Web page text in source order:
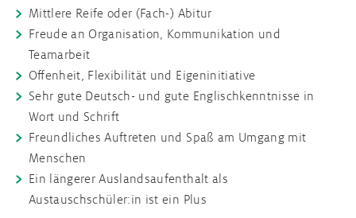
Mittlere Reife oder (Fach-) Abitur
Freude an Organisation, Kommunikation und
Teamarbeit
Offenheit, Flexibilität und Eigeninitiative
Sehr gute Deutsch- und gute Englischkenntnisse in
Wort und Schrift
Freundliches Auftreten und Spaß am Umgang mit
Menschen
Ein längerer Auslandsaufenthalt als
Austauschschüler:in ist ein Plus